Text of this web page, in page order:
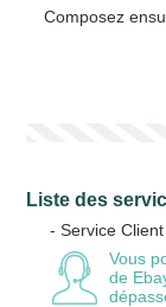
Composez
Liste des
- Service
Vous
de